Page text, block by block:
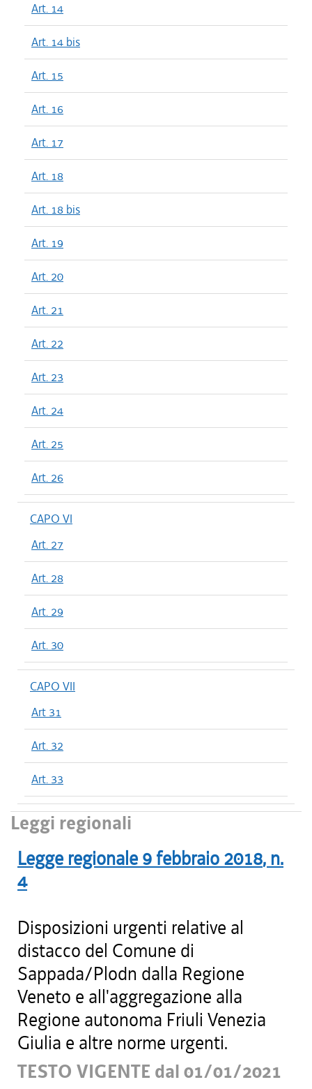
Art. 14
Art. 14 bis
Art. 15
Art. 16
Art. 17
Art. 18
Art. 18 bis
Art. 19
Art. 20
Art. 21
Art. 22
Art. 23
Art. 24
Art. 25
Art. 26
CAPO VI
Art. 27
Art. 28
Art. 29
Art. 30
CAPO VII
Art 31
Art. 32
Art. 33
Leggi regionali
Legge regionale 9 febbraio 2018, n.
4
Disposizioni urgenti relative al
distacco del Comune di
Sappada/Plodn dalla Regione
Veneto e all'aggregazione alla
Regione autonoma Friuli Venezia
Giulia e altre norme urgenti.
TESTO VIGENTE dal 01/01/2021